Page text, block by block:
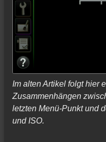
Im alten Artikel folgt hier
Zusammenhängen
letzten Menü-Punkt und
und ISO.